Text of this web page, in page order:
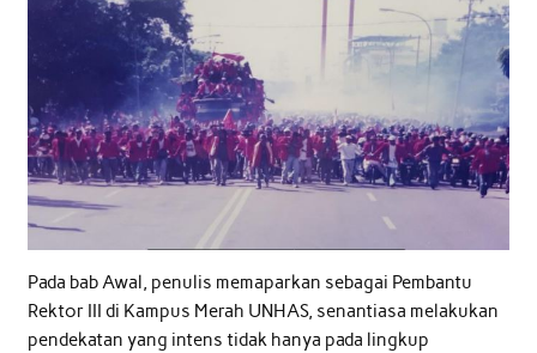
Pada bab Awal, penulis memaparkan sebagai Pembantu
Rektor III di Kampus Merah UNHAS, senantiasa melakukan
pendekatan yang intens tidak hanya pada lingkup